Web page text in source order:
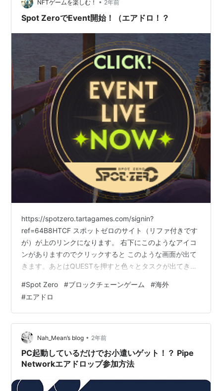
そう、ポイ活感覚で資産が増…
NFTゲームを楽しむ！ • 2年前
Spot ZeroでEvent開始！（エアドロ！？
https://spotzero.tartagames.com/signin?
ref=64B8HTCF スポットゼロのサイト（リファ付きです
が）が上のリンクになります。 右下にこのようなアイコ
ンがありますのでクリックすると このような画面が出て
きます。あとはQUESTを押すと色々とタスクが出てきま
きます（更新は朝９時）On-chain check-inはガス代つか
ってやるタイプになります。 お好みで選べますので都合
のいいチェーンを選ぶと良いかと思います。 a Solor Key
だと上記のSSからランダムに貰えます。 βのほうがこち
ら γ…
#Spot Zero #ブロックチェーンゲーム #海外
#エアドロ
Nah_Mean’s blog • 2年前
PC起動しているだけでお小遣いゲット！？ Pipe
Networkエアドロップ参加方法